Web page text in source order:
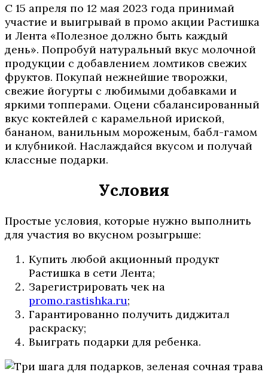
С 15 апреля по 12 мая 2023 года принимай
участие и выигрывай в промо акции Растишка
и Лента «Полезное должно быть каждый
день». Попробуй натуральный вкус молочной
продукции с добавлением ломтиков свежих
фруктов. Покупай нежнейшие творожки,
свежие йогурты с любимыми добавками и
яркими топперами. Оцени сбалансированный
вкус коктейлей с карамельной ириской,
бананом, ванильным мороженым, бабл-гамом
и клубникой. Наслаждайся вкусом и получай
классные подарки.
Условия
Простые условия, которые нужно выполнить
для участия во вкусном розыгрыше:
Купить любой акционный продукт
Растишка в сети Лента;
Зарегистрировать чек на
promo.rastishka.ru;
Гарантированно получить диджитал
раскраску;
Выиграть подарки для ребенка.